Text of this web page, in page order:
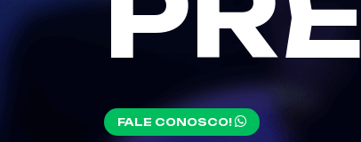
FALE CONOSCO!